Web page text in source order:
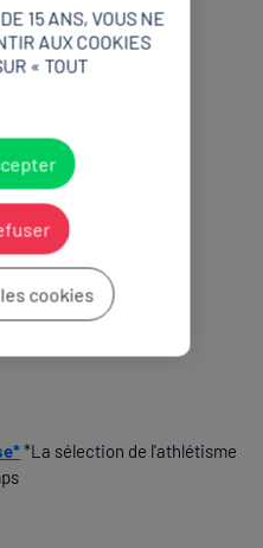
*La sélection de l'athlétisme
15 ANS, VOUS NE
AUX COOKIES
« TOUT
cookies